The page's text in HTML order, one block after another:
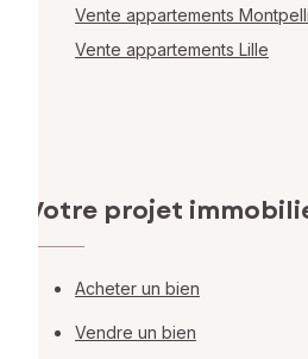
Vente appartements
Vente appartements Lille
Votre projet
Acheter un bien
Vendre un bien